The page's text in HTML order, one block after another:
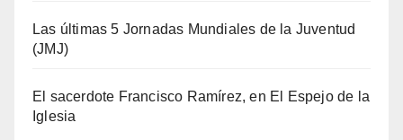
Las últimas 5 Jornadas Mundiales de la Juventud
(JMJ)
El sacerdote Francisco Ramírez, en El Espejo de la
Iglesia